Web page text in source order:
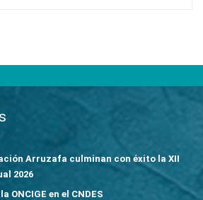
Arruzafa culminan con éxito la XII
2026
ONCIGE en el CNDES